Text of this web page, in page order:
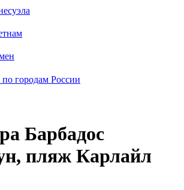
городам России
Барбадос
пляж Карлайл